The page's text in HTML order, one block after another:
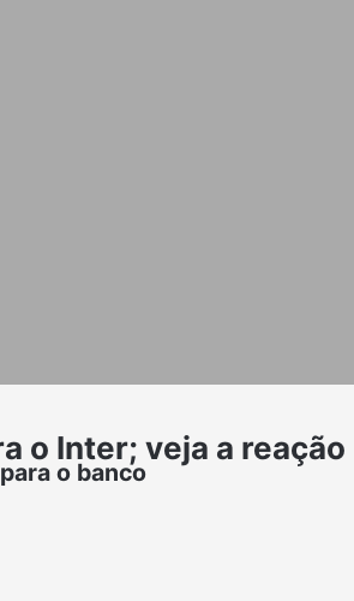
o Inter; veja a reação
o banco